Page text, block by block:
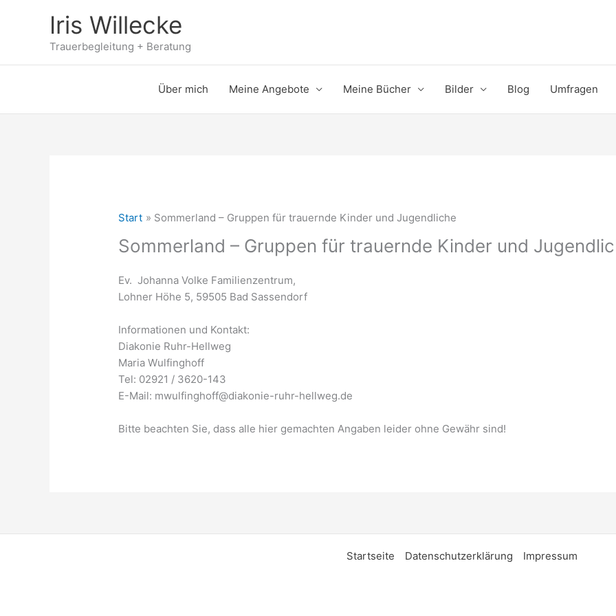
Iris Willecke
Trauerbegleitung + Beratung
Über mich Meine Angebote Meine Bücher Bilder Blog Umfragen
Start Sommerland – Gruppen für trauernde Kinder und Jugendliche
Sommerland – Gruppen für trauernde Kinder und
Ev. Johanna Volke Familienzentrum,
Lohner Höhe 5, 59505 Bad Sassendorf
Informationen und Kontakt:
Diakonie Ruhr-Hellweg
Maria Wulfinghoff
Tel: 02921 / 3620-143
E-Mail: mwulfinghoff@diakonie-ruhr-hellweg.de
Bitte beachten Sie, dass alle hier gemachten Angaben leider ohne Gewähr sind!
Startseite Datenschutzerklärung Impressum